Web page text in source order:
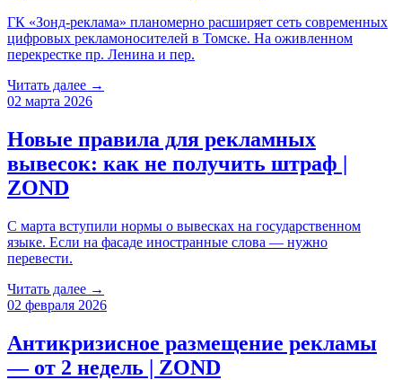
ГК «Зонд-реклама» планомерно расширяет сеть современных
цифровых рекламоносителей в Томске. На оживленном
перекрестке пр. Ленина и пер.
Читать далее →
02 марта 2026
Новые правила для рекламных
вывесок: как не получить штраф |
ZOND
С марта вступили нормы о вывесках на государственном
языке. Если на фасаде иностранные слова — нужно
перевести.
Читать далее →
02 февраля 2026
Антикризисное размещение рекламы
— от 2 недель | ZOND